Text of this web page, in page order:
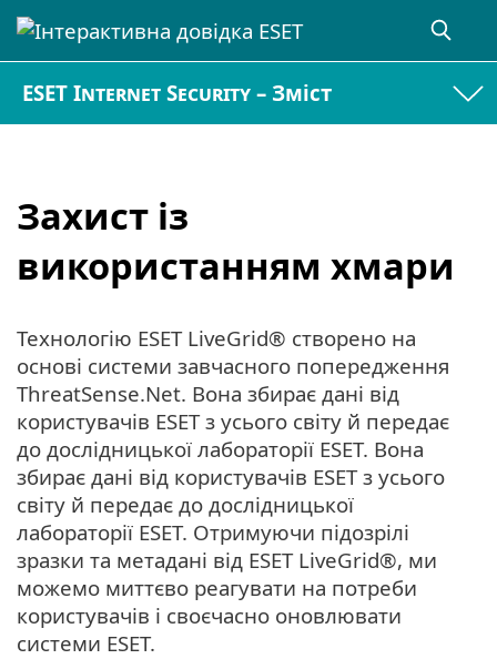
ESET Internet Security – Зміст
Захист із
використанням хмари
Технологію ESET LiveGrid® створено на
основі системи завчасного попередження
ThreatSense.Net. Вона збирає дані від
користувачів ESET з усього світу й передає
до дослідницької лабораторії ESET. Вона
збирає дані від користувачів ESET з усього
світу й передає до дослідницької
лабораторії ESET. Отримуючи підозрілі
зразки та метадані від ESET LiveGrid®, ми
можемо миттєво реагувати на потреби
користувачів і своєчасно оновлювати
системи ESET.